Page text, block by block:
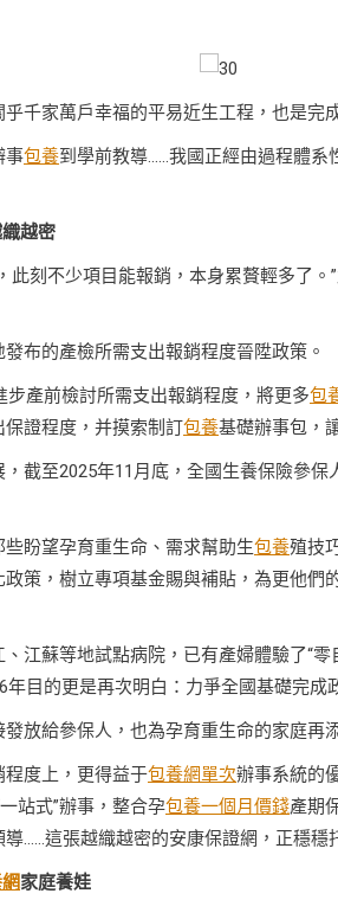
千家萬戶幸福的平易近生工程，也是完
事包養到學前教導……我國正經由過程體系
越密
此刻不少項目能報銷，本身累贅輕多了
布的產檢所需支出報銷程度晉陞政策。
產前檢討所需支出報銷程度，將更多包
證程度，并摸索制訂包養基礎辦事包，
截至2025年11月底，全國生養保險參
盼望孕育重生命、需求幫助生包養殖技
策，樹立專項基金賜與補貼，為更他
江蘇等地試點病院，已有產婦體驗了“
年目的更是再次明白：力爭全國基礎完成
放給參保人，也為孕育重生命的家庭再
度上，更得益于包養網單次辦事系統的
站式”辦事，整合孕包養一個月價錢產期
……這張越織越密的安康保證網，正穩穩
家庭養娃